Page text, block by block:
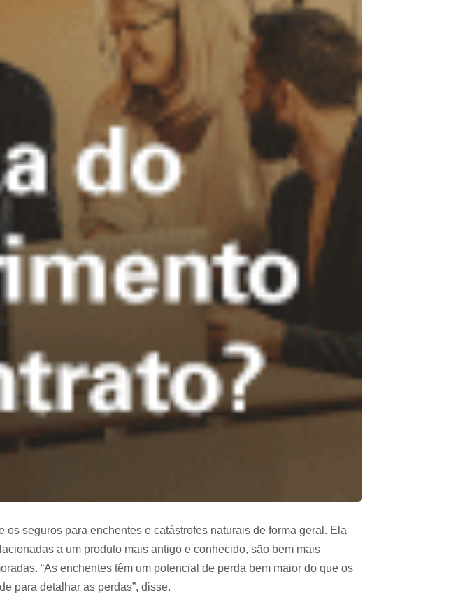
seguros para enchentes e catástrofes naturais de forma geral. Ela
a um produto mais antigo e conhecido, são bem mais
“As enchentes têm um potencial de perda bem maior do que os
para detalhar as perdas”, disse.